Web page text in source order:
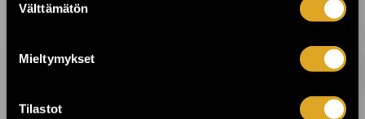
valinta
Välttämätön
Mieltymykset
Tilastot
ainutlaatuinen elämys Kajaanissa! ›